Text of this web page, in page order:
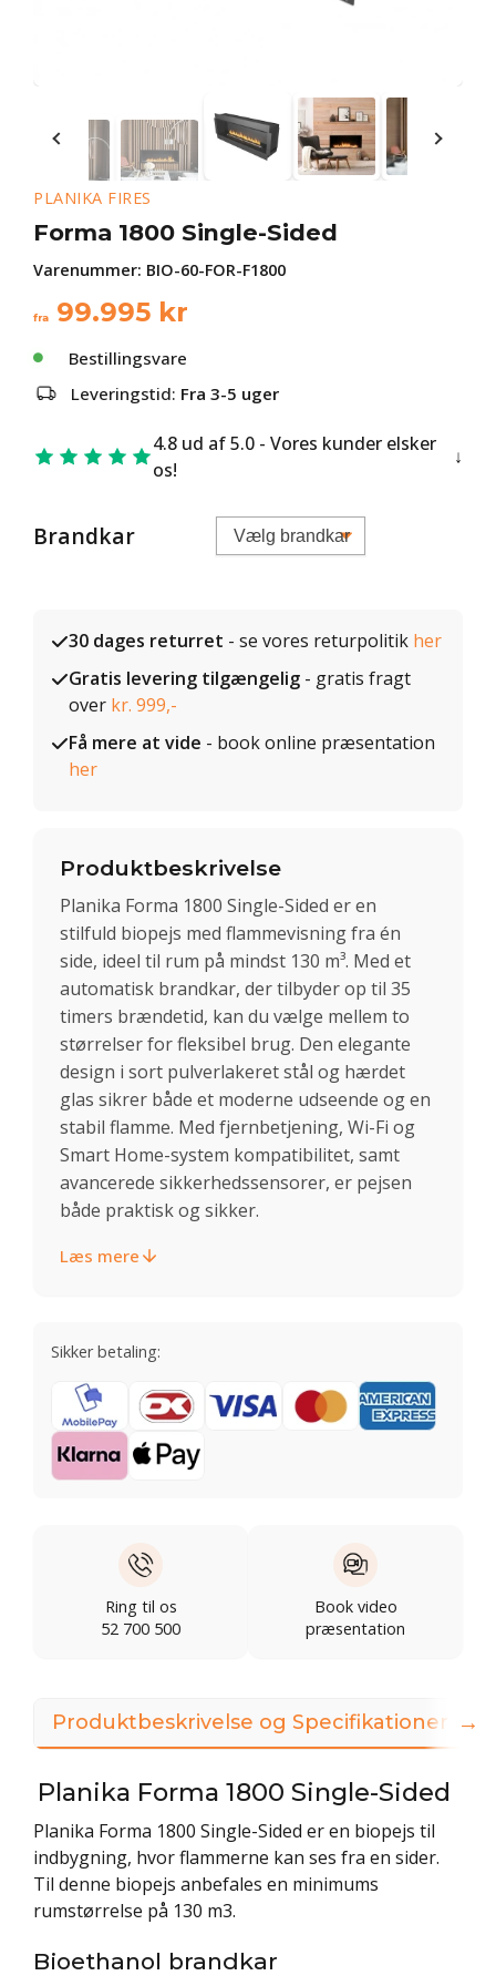
PLANIKA FIRES
Forma 1800 Single-Sided
Varenummer: BIO-60-FOR-F1800
fra 99.995 kr
Bestillingsvare
Leveringstid: Fra 3-5 uger
4.8 ud af 5.0 - Vores kunder elsker
os!
Brandkar
30 dages returret - se vores returpolitik her
Gratis levering tilgængelig - gratis fragt
over kr. 999,-
Få mere at vide - book online præsentation
her
Produktbeskrivelse
Planika Forma 1800 Single-Sided er en
stilfuld biopejs med flammevisning fra én
side, ideel til rum på mindst 130 m³. Med et
automatisk brandkar, der tilbyder op til 35
timers brændetid, kan du vælge mellem to
størrelser for fleksibel brug. Den elegante
design i sort pulverlakeret stål og hærdet
glas sikrer både et moderne udseende og en
stabil flamme. Med fjernbetjening, Wi-Fi og
Smart Home-system kompatibilitet, samt
avancerede sikkerhedssensorer, er pejsen
både praktisk og sikker.
Læs mere
Sikker betaling:
Ring til os
52 700 500
Book video
præsentation
Produktbeskrivelse og Specifikationer
Planika Forma 1800 Single-Sided
Planika Forma 1800 Single-Sided er en biopejs til
indbygning, hvor flammerne kan ses fra en sider.
Til denne biopejs anbefales en minimums
rumstørrelse på 130 m3.
Bioethanol brandkar
→